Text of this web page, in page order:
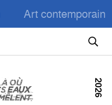
Art contemporain
2026